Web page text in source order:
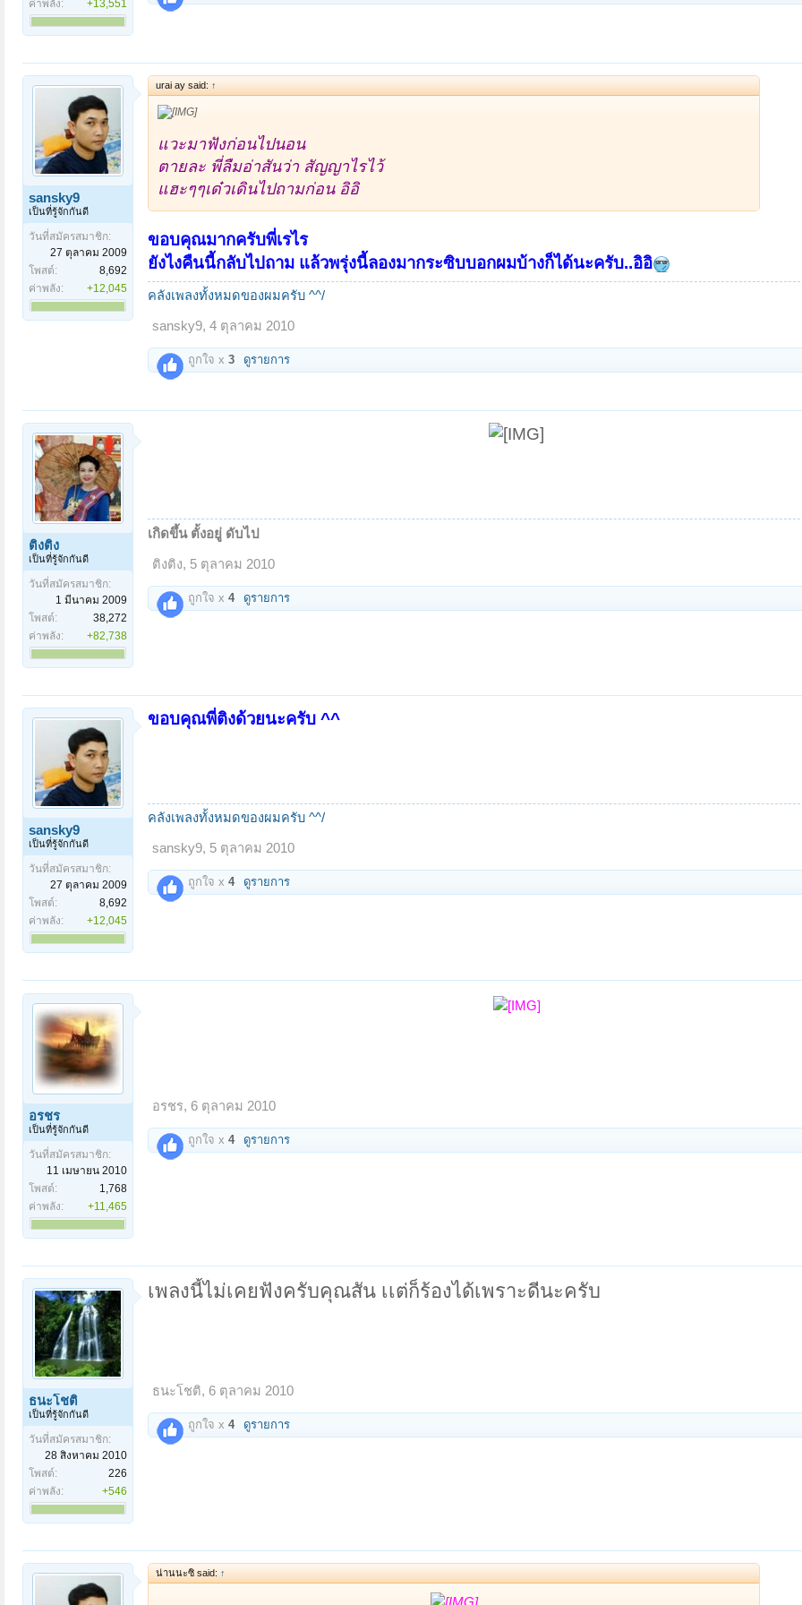
ค่าพลัง: +13,551
sansky9
เป็นที่รู้จักกันดี
วันที่สมัครสมาชิก:
27 ตุลาคม 2009
โพสต์:
8,692
ค่าพลัง:
+12,045
urai ay said: ↑
แวะมาฟังก่อนไปนอน
ตายละ พี่ลืมอ่าสันว่า สัญญาไรไว้
แฮะๆๆเด๋วเดินไปถามก่อน อิอิ
ขอบคุณมากครับพี่เรไร
ยังไงคืนนี้กลับไปถาม แล้วพรุ่งนี้ลองมากระซิบบอกผมบ้างก็ได้นะครับ..อิอิ
คลังเพลงทั้งหมดของผมครับ ^^/
sansky9, 4 ตุลาคม 2010
ถูกใจ x 3 ดูรายการ
ติงติง
เป็นที่รู้จักกันดี
วันที่สมัครสมาชิก:
1 มีนาคม 2009
โพสต์:
38,272
ค่าพลัง:
+82,738
เกิดขึ้น ตั้งอยู่ ดับไป
ติงติง, 5 ตุลาคม 2010
ถูกใจ x 4 ดูรายการ
sansky9
เป็นที่รู้จักกันดี
วันที่สมัครสมาชิก:
27 ตุลาคม 2009
โพสต์:
8,692
ค่าพลัง:
+12,045
ขอบคุณพี่ติงด้วยนะครับ ^^
คลังเพลงทั้งหมดของผมครับ ^^/
sansky9, 5 ตุลาคม 2010
ถูกใจ x 4 ดูรายการ
อรชร
เป็นที่รู้จักกันดี
วันที่สมัครสมาชิก:
11 เมษายน 2010
โพสต์:
1,768
ค่าพลัง:
+11,465
อรชร, 6 ตุลาคม 2010
ถูกใจ x 4 ดูรายการ
ธนะโชติ
เป็นที่รู้จักกันดี
วันที่สมัครสมาชิก:
28 สิงหาคม 2010
โพสต์:
226
ค่าพลัง:
+546
เพลงนี้ไม่เคยฟังครับคุณสัน เเต่ก็ร้องได้เพราะดีนะครับ
ธนะโชติ, 6 ตุลาคม 2010
ถูกใจ x 4 ดูรายการ
น่านนะซิ said: ↑